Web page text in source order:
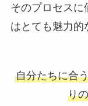
そのプロセスに
はとても魅力的
自分たちに合
り